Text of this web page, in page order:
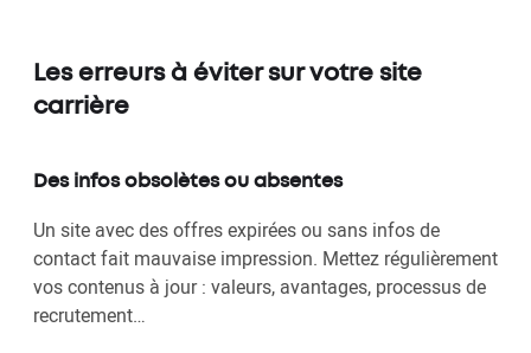
Les erreurs à éviter sur votre site
carrière
Des infos obsolètes ou absentes
Un site avec des offres expirées ou sans infos de
contact fait mauvaise impression. Mettez régulièrement
vos contenus à jour : valeurs, avantages, processus de
recrutement…